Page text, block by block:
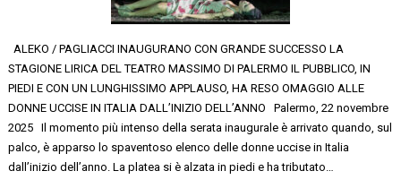
ALEKO / PAGLIACCI INAUGURANO CON GRANDE SUCCESSO LA
STAGIONE LIRICA DEL TEATRO MASSIMO DI PALERMO IL PUBBLICO, IN
PIEDI E CON UN LUNGHISSIMO APPLAUSO, HA RESO OMAGGIO ALLE
DONNE UCCISE IN ITALIA DALL’INIZIO DELL’ANNO Palermo, 22 novembre
2025 Il momento più intenso della serata inaugurale è arrivato quando, sul
palco, è apparso lo spaventoso elenco delle donne uccise in Italia
dall’inizio dell’anno. La platea si è alzata in piedi e ha tributato…